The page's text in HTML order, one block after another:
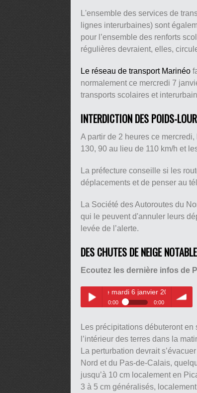
L'ensemble des services de
lignes interurbaines) sont
pour l’ensemble des renforts
régulières devraient, elles,
Le réseau de transport Marinéo
normalement ce mercredi 7
transports scolaires et
INTERDICTION DES POIDS-
A partir de 2 heures ce
130, 90 au lieu de 110 km/h et
La préfecture conseille si les
déplacements et de penser au
La Société des Autoroutes du
qui le peuvent d'annuler leurs
levée de l’alerte.
DES CHUTES DE NEIGE
Ecoutez les dernière infos de
Play /
météo le mardi 6 janvier 2026 à 17h sur Radio 6
0:00 0:00
volume
météo le mardi 6 janvier 2026 à
17h sur Radio 6
Les précipitations débuteront
l’intérieur des terres dans la
La perturbation devrait
Nord et du Pas-de-Calais,
jusqu’à 10 cm localement en
3 à 5 cm généralisés,